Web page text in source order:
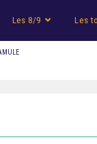
Les 8/9 Les